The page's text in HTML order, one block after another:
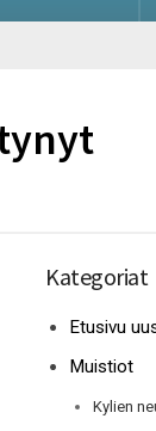
Kategoriat
Etusivu
Muistiot
Kylien